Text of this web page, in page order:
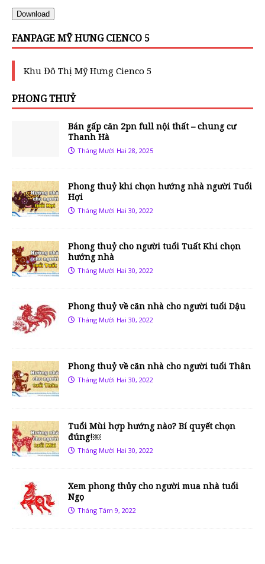
Download
FANPAGE MỸ HƯNG CIENCO 5
Khu Đô Thị Mỹ Hưng Cienco 5
PHONG THUỶ
Bán gấp căn 2pn full nội thất – chung cư
Thanh Hà
Tháng Mười Hai 28, 2025
Phong thuỷ khi chọn hướng nhà người Tuổi
Hợi
Tháng Mười Hai 30, 2022
Phong thuỷ cho người tuổi Tuất Khi chọn
hướng nhà
Tháng Mười Hai 30, 2022
Phong thuỷ về căn nhà cho người tuổi Dậu
Tháng Mười Hai 30, 2022
Phong thuỷ về căn nhà cho người tuổi Thân
Tháng Mười Hai 30, 2022
Tuổi Mùi hợp hướng nào? Bí quyết chọn
đúng!￼
Tháng Mười Hai 30, 2022
Xem phong thủy cho người mua nhà tuổi
Ngọ
Tháng Tám 9, 2022